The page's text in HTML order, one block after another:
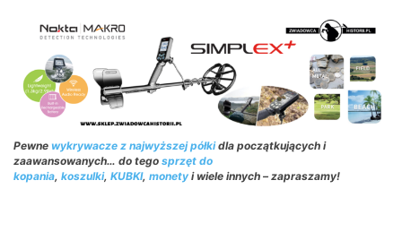
Pewne wykrywacze z najwyższej półkidla początkujących i
zaawansowanych… do tego sprzęt do
kopania, koszulki, KUBKI, monety i wiele innych – zapraszamy!